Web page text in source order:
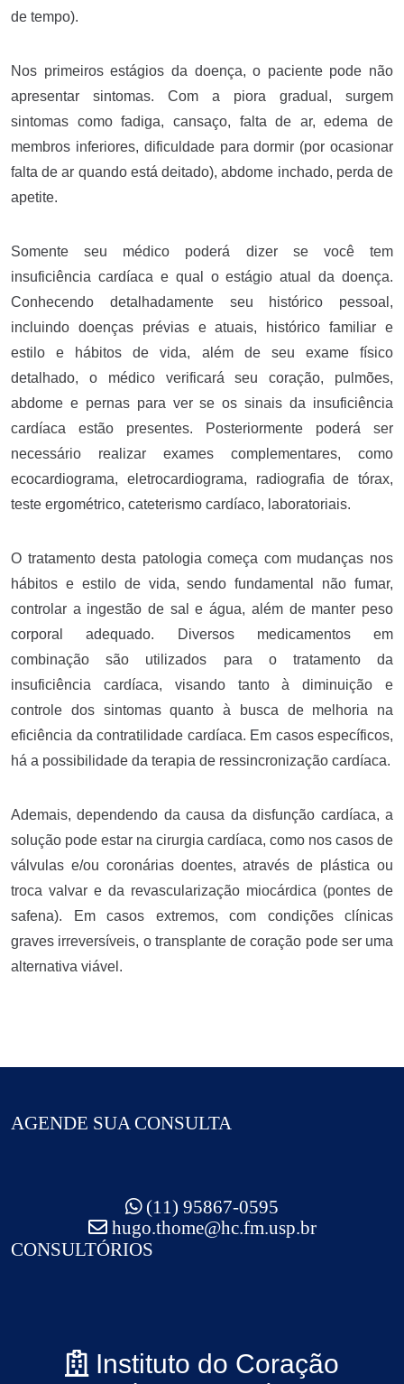
de tempo).
Nos primeiros estágios da doença, o paciente pode não
apresentar sintomas. Com a piora gradual, surgem
sintomas como fadiga, cansaço, falta de ar, edema de
membros inferiores, dificuldade para dormir (por ocasionar
falta de ar quando está deitado), abdome inchado, perda de
apetite.
Somente seu médico poderá dizer se você tem
insuficiência cardíaca e qual o estágio atual da doença.
Conhecendo detalhadamente seu histórico pessoal,
incluindo doenças prévias e atuais, histórico familiar e
estilo e hábitos de vida, além de seu exame físico
detalhado, o médico verificará seu coração, pulmões,
abdome e pernas para ver se os sinais da insuficiência
cardíaca estão presentes. Posteriormente poderá ser
necessário realizar exames complementares, como
ecocardiograma, eletrocardiograma, radiografia de tórax,
teste ergométrico, cateterismo cardíaco, laboratoriais.
O tratamento desta patologia começa com mudanças nos
hábitos e estilo de vida, sendo fundamental não fumar,
controlar a ingestão de sal e água, além de manter peso
corporal adequado. Diversos medicamentos em
combinação são utilizados para o tratamento da
insuficiência cardíaca, visando tanto à diminuição e
controle dos sintomas quanto à busca de melhoria na
eficiência da contratilidade cardíaca. Em casos específicos,
há a possibilidade da terapia de ressincronização cardíaca.
Ademais, dependendo da causa da disfunção cardíaca, a
solução pode estar na cirurgia cardíaca, como nos casos de
válvulas e/ou coronárias doentes, através de plástica ou
troca valvar e da revascularização miocárdica (pontes de
safena). Em casos extremos, com condições clínicas
graves irreversíveis, o transplante de coração pode ser uma
alternativa viável.
AGENDE SUA CONSULTA
(11) 95867-0595
hugo.thome@hc.fm.usp.br
CONSULTÓRIOS
Instituto do Coração